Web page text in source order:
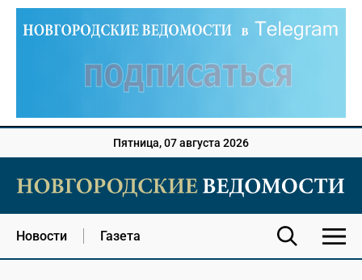
Пятница, 07 августа 2026
Новости Газета